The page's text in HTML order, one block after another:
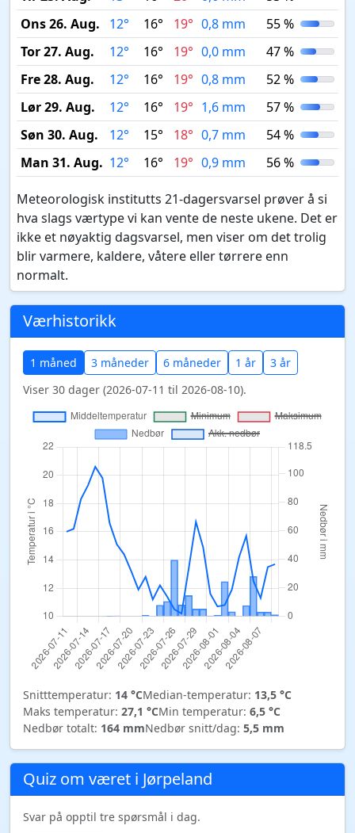
Ons 26. Aug.
12° 16° 19° 0,8 mm
55 %
Tor 27. Aug.
12° 16° 19° 0,0 mm
47 %
Fre 28. Aug.
12° 16° 19° 0,8 mm
52 %
Lør 29. Aug.
12° 16° 19° 1,6 mm
57 %
Søn 30. Aug.
12° 15° 18° 0,7 mm
54 %
Man 31. Aug. 12° 16° 19° 0,9 mm 56 %
Meteorologisk institutts 21-dagersvarsel prøver å si
hva slags værtype vi kan vente de neste ukene. Det er
ikke et nøyaktig dagsvarsel, men viser om det trolig
blir varmere, kaldere, våtere eller tørrere enn
normalt.
Værhistorikk
1 måned 3 måneder 6 måneder 1 år
3 år
Viser 30 dager (2026-07-11 til 2026-08-10).
Snitttemperatur: 14 °CMedian-temperatur: 13,5 °C
Maks temperatur: 27,1 °CMin temperatur: 6,5 °C
Nedbør totalt: 164 mmNedbør snitt/dag: 5,5 mm
Quiz om været i Jørpeland
Svar på opptil tre spørsmål i dag.